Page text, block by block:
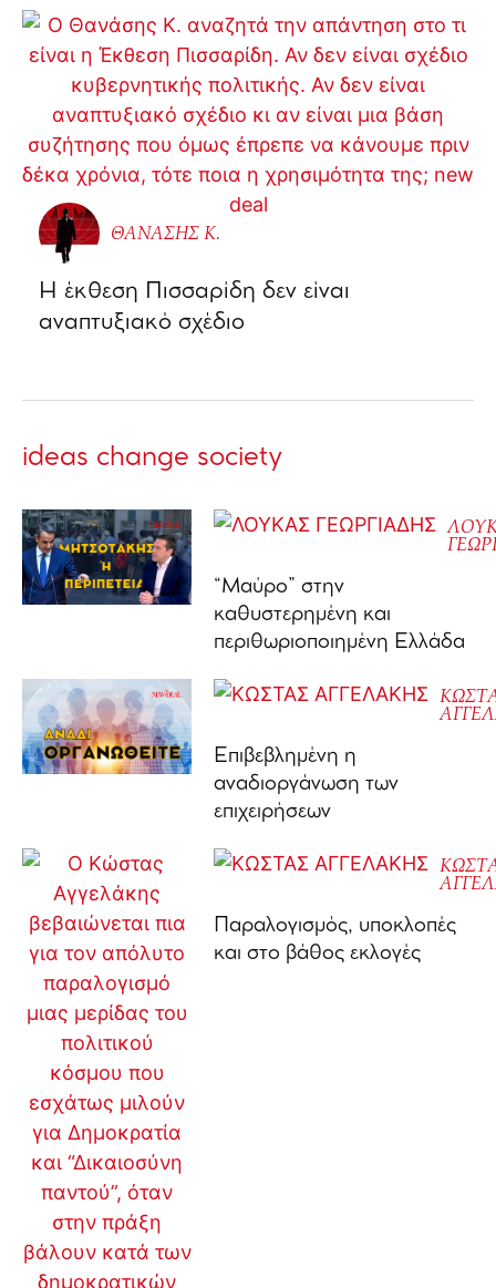
ΘΑΝΑΣΗΣ Κ.
Η έκθεση Πισσαρίδη δεν είναι
αναπτυξιακό σχέδιο
ideas change society
“Μαύρο” στην
καθυστερημένη και
περιθωριοποιημένη Ελλάδα
Επιβεβλημένη η
αναδιοργάνωση των
επιχειρήσεων
Παραλογισμός, υποκλοπές
και στο βάθος εκλογές